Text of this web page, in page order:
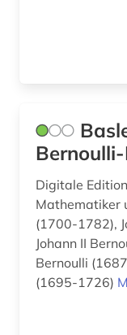
Digitale
Mathematiker
(1700-1782),
Johann II
Bernoulli
(1695-1726)